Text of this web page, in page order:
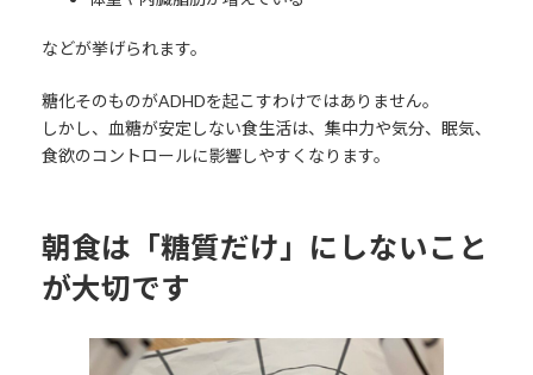
などが挙げられます。
糖化そのものがADHDを起こすわけではありません。
しかし、血糖が安定しない食生活は、集中力や気分、眠気、
食欲のコントロールに影響しやすくなります。
朝食は「糖質だけ」にしないこと
が大切です